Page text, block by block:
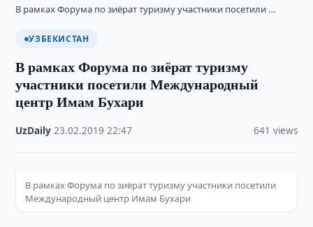
В рамках Форума по зиёрат туризму участники посетили …
УЗБЕКИСТАН
В рамках Форума по зиёрат туризму
участники посетили Международный
центр Имам Бухари
UzDaily ·23.02.2019 ·22:47 641 views
В рамках Форума по зиёрат туризму участники посетили
Международный центр Имам Бухари